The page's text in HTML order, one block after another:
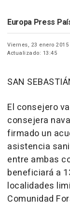
Europa Press
Viernes, 23 enero 2015
Actualizado: 13:45
SAN
El consejero
consejera
firmado un
asistencia
entre ambas
beneficiará a
localidades
Comunidad